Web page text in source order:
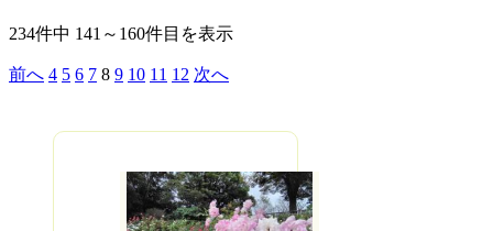
234件中 141～160件目を表示
前へ 4 5 6 7 8 9 10 11 12 次へ